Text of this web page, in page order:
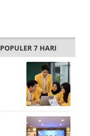
POPULER 7 HARI